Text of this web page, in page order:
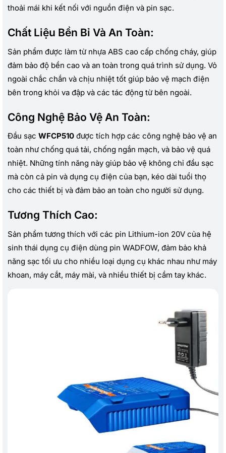
thoải mái khi kết nối với nguồn điện và pin sạc.
Chất Liệu Bền Bỉ Và An Toàn:
Sản phẩm được làm từ nhựa ABS cao cấp chống cháy, giúp
đảm bảo độ bền cao và an toàn trong quá trình sử dụng. Vỏ
ngoài chắc chắn và chịu nhiệt tốt giúp bảo vệ mạch điện
bên trong khỏi va đập và các tác động từ bên ngoài.
Công Nghệ Bảo Vệ An Toàn:
Đầu sạc WFCP510 được tích hợp các công nghệ bảo vệ an
toàn như chống quá tải, chống ngắn mạch, và bảo vệ quá
nhiệt. Những tính năng này giúp bảo vệ không chỉ đầu sạc
mà còn cả pin và dụng cụ điện của bạn, kéo dài tuổi thọ
cho các thiết bị và đảm bảo an toàn cho người sử dụng.
Tương Thích Cao:
Sản phẩm tương thích với các pin Lithium-ion 20V của hệ
sinh thái dụng cụ điện dùng pin WADFOW, đảm bảo khả
năng sạc tối ưu cho nhiều loại dụng cụ khác nhau như máy
khoan, máy cắt, máy mài, và nhiều thiết bị cầm tay khác.